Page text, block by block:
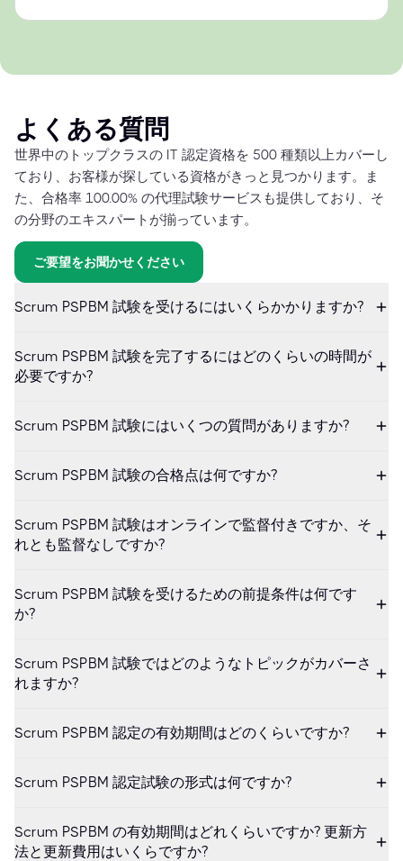
よくある質問
世界中のトップクラスの IT 認定資格を 500 種類以上カバーし
ており、お客様が探している資格がきっと見つかります。ま
た、合格率 100.00% の代理試験サービスも提供しており、そ
の分野のエキスパートが揃っています。
ご要望をお聞かせください
Scrum PSPBM 試験を受けるにはいくらかかりますか?
Scrum PSPBM 試験を完了するにはどのくらいの時間が
必要ですか?
Scrum PSPBM 試験にはいくつの質問がありますか?
Scrum PSPBM 試験の合格点は何ですか?
Scrum PSPBM 試験はオンラインで監督付きですか、そ
れとも監督なしですか?
Scrum PSPBM 試験を受けるための前提条件は何です
か?
Scrum PSPBM 試験ではどのようなトピックがカバーさ
れますか?
Scrum PSPBM 認定の有効期間はどのくらいですか?
Scrum PSPBM 認定試験の形式は何ですか?
Scrum PSPBM の有効期間はどれくらいですか? 更新方
法と更新費用はいくらですか?